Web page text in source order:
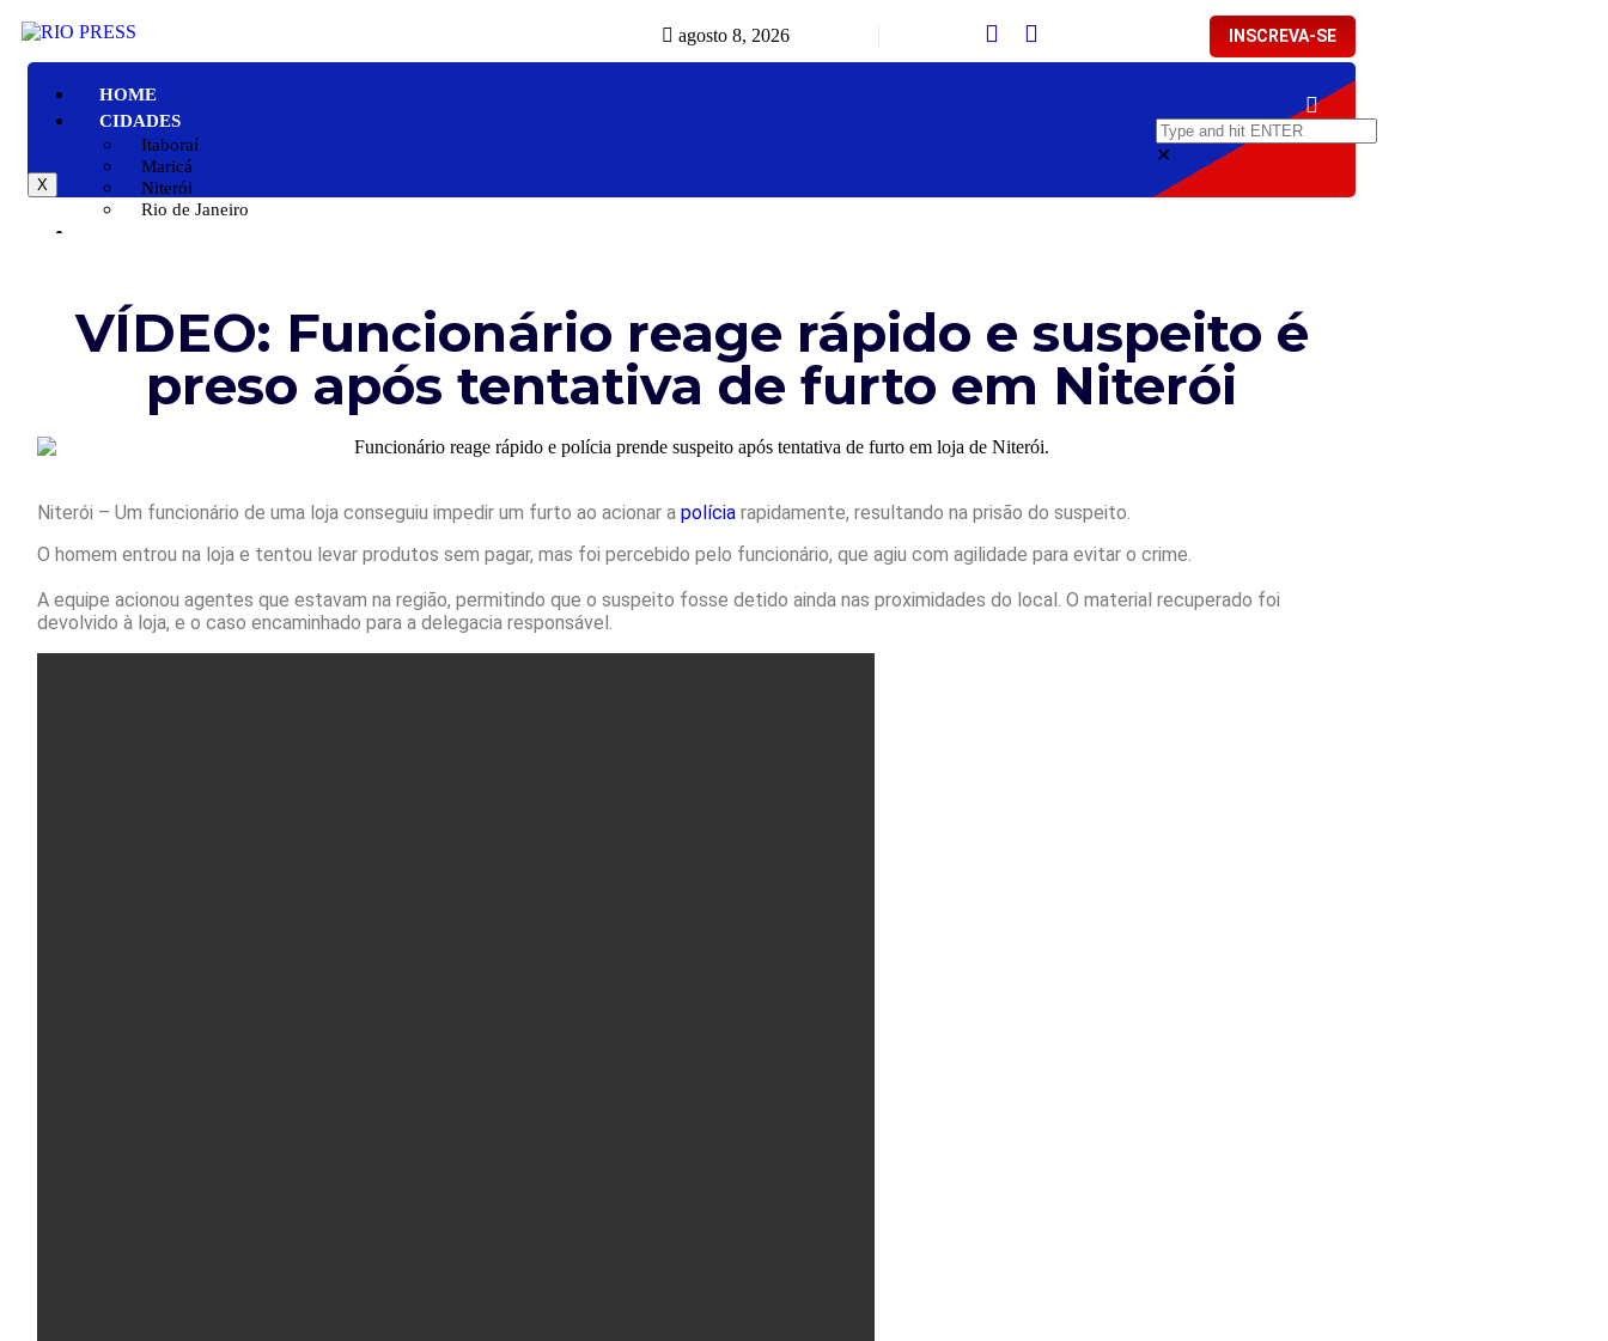
agosto 8, 2026 INSCREVA-SE
HOME
CIDADES
Itaboraí
Maricá
Niterói
Rio de Janeiro
POLÍCIA
ENTRETENIMENTO
X
✕
VÍDEO: Funcionário reage rápido e suspeito é
preso após tentativa de furto em Niterói
Niterói – Um funcionário de uma loja conseguiu impedir um furto ao acionar a políciarapidamente, resultando na prisão do suspeito.
O homem entrou na loja e tentou levar produtos sem pagar, mas foi percebido pelo funcionário, que agiu com agilidade para evitar o crime.
A equipe acionou agentes que estavam na região, permitindo que o suspeito fosse detido ainda nas proximidades do local. O material recuperado foi
devolvido à loja, e o caso encaminhado para a delegacia responsável.